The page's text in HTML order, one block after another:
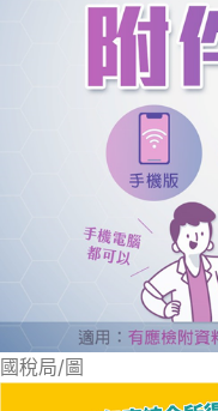
國稅局/圖